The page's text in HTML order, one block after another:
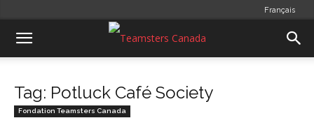
Français
Tag: Potluck Café Society
Fondation Teamsters Canada